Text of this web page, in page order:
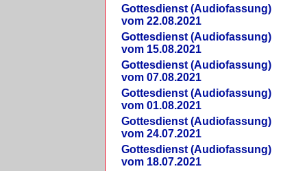
Gottesdienst (Audiofassung)
vom 22.08.2021
Gottesdienst (Audiofassung)
vom 15.08.2021
Gottesdienst (Audiofassung)
vom 07.08.2021
Gottesdienst (Audiofassung)
vom 01.08.2021
Gottesdienst (Audiofassung)
vom 24.07.2021
Gottesdienst (Audiofassung)
vom 18.07.2021